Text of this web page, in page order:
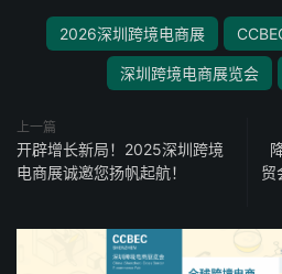
2026深圳跨境电商展
深圳跨境电商展览会
上一篇
开辟增长新局！2025深圳跨境
电商展诚邀您扬帆起航！
贸